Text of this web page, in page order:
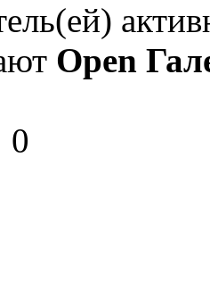
Open
0